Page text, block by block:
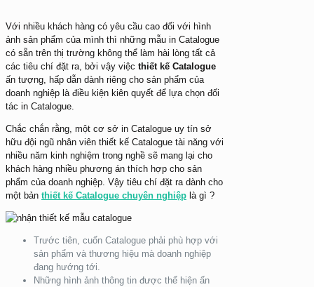
Với nhiều khách hàng có yêu cầu cao đối với hình
ảnh sản phẩm của mình thì những mẫu in Catalogue
có sẵn trên thị trường không thể làm hài lòng tất cả
các tiêu chí đặt ra, bởi vậy việc thiết kế Catalogue
ấn tượng, hấp dẫn dành riêng cho sản phẩm của
doanh nghiệp là điều kiện kiên quyết để lựa chọn đối
tác in Catalogue.
Chắc chắn rằng, một cơ sở in Catalogue uy tín sở
hữu đội ngũ nhân viên thiết kế Catalogue tài năng với
nhiều năm kinh nghiệm trong nghề sẽ mang lại cho
khách hàng nhiều phương án thích hợp cho sản
phẩm của doanh nghiệp. Vậy tiêu chí đặt ra dành cho
một bản thiết kế Catalogue chuyên nghiệp là gì ?
Trước tiên, cuốn Catalogue phải phù hợp với
sản phẩm và thương hiệu mà doanh nghiệp
đang hướng tới.
Những hình ảnh thông tin được thể hiện ấn